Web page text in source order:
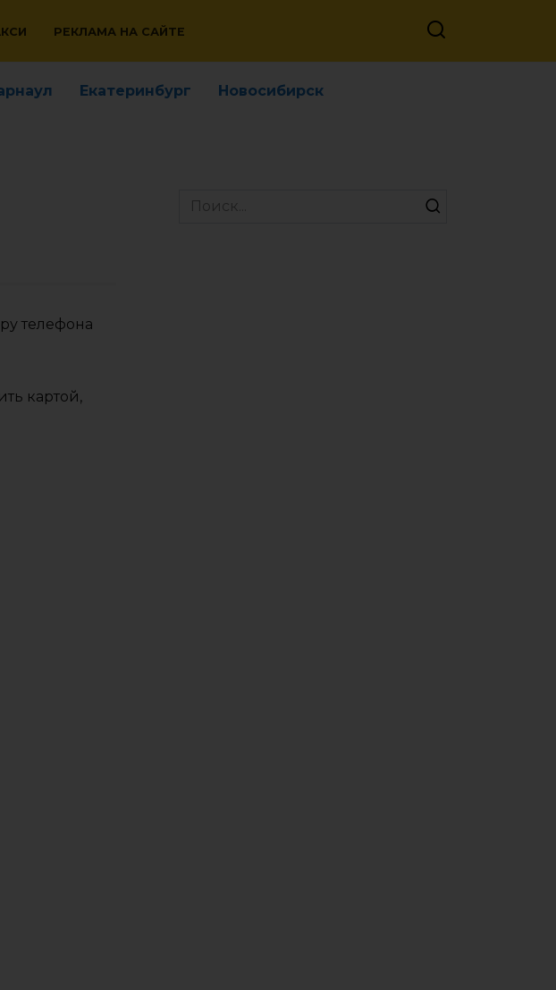
РЕКЛАМА НА САЙТЕ
Екатеринбург Новосибирск
телефона
картой,
Search